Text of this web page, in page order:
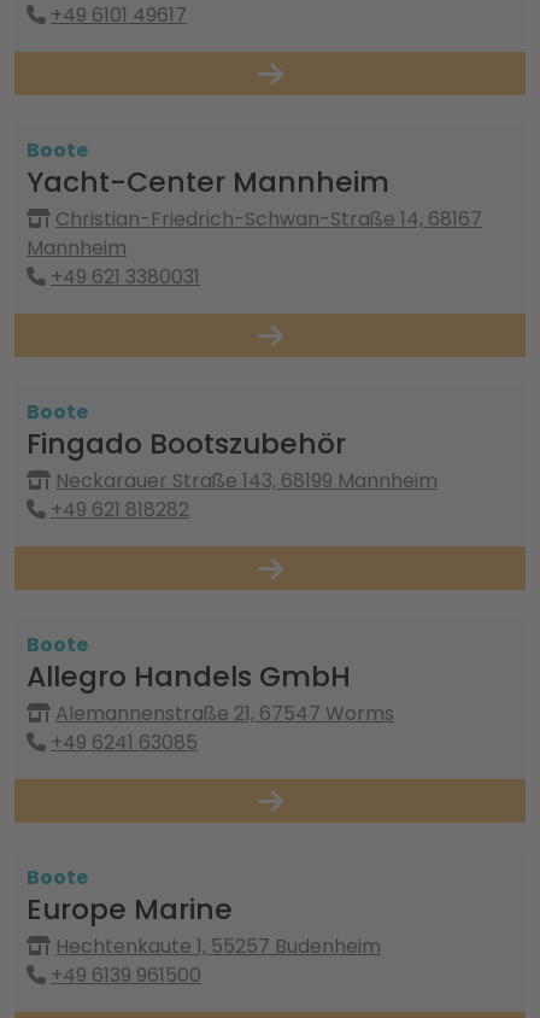
+49 6101 49617
Boote
Yacht-Center Mannheim
Christian-Friedrich-Schwan-Straße 14, 68167
Mannheim
+49 621 3380031
Boote
Fingado Bootszubehör
Neckarauer Straße 143, 68199 Mannheim
+49 621 818282
Boote
Allegro Handels GmbH
Alemannenstraße 21, 67547 Worms
+49 6241 63085
Boote
Europe Marine
Hechtenkaute 1, 55257 Budenheim
+49 6139 961500